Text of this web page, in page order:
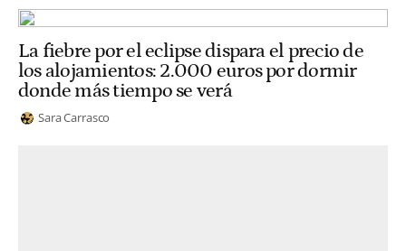
La fiebre por el eclipse dispara el precio de
los alojamientos: 2.000 euros por dormir
donde más tiempo se verá
Sara Carrasco